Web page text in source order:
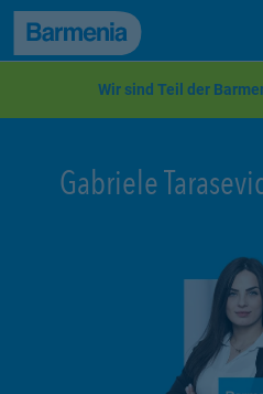
zum Seiteninhalt
Back to top
Wir sind Teil der
Gabriele